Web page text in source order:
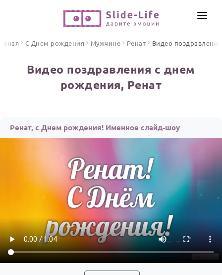
ПО ФОРМАТУ
Открытки
С Днем рождения
Свадьба
Выпускной HOT
Календарь праздников
ИНСТРУМЕНТЫ
ОТЗЫВЫ
С Днем рождения Мужчине Ренат Видео поздравления
Видео поздравления с днем
рождения, Ренат
Ренат, с Днем рождения! Именное слайд-шоу